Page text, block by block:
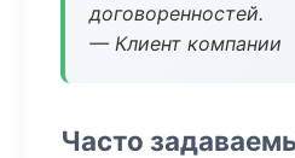
договоренностей.
— Клиент компании
Часто